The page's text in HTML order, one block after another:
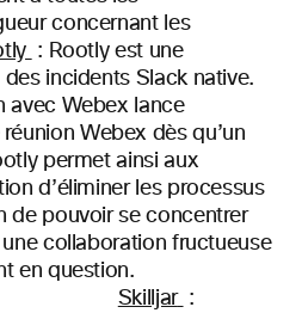
concernant les
: Rootly est une
incidents Slack native.
avec Webex lance
Webex dès qu’un
permet ainsi aux
d’éliminer les processus
de pouvoir se concentrer
collaboration fructueuse
en question.
Skilljar :